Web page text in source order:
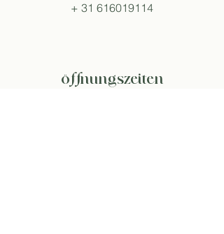
+ 31 616019114
öffnungszeiten